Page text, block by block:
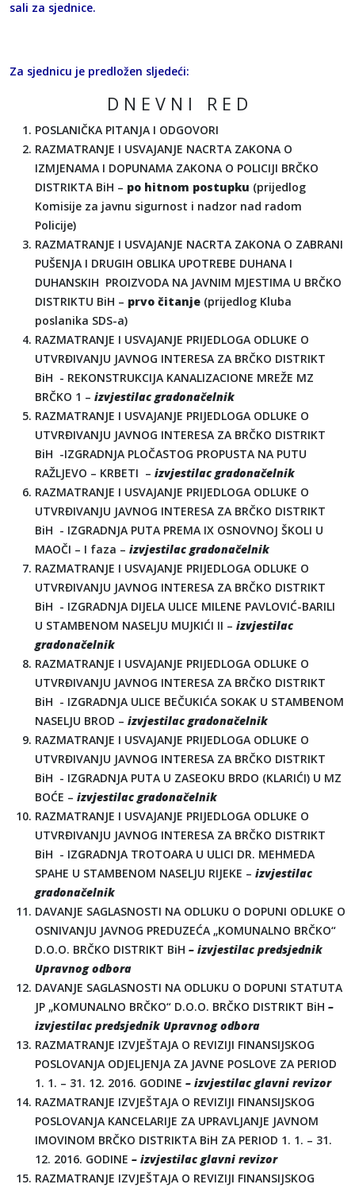
sali za sjednice.
Za sjednicu je predložen sljedeći:
D N E V N I R E D
POSLANIČKA PITANJA I ODGOVORI
RAZMATRANJE I USVAJANJE NACRTA ZAKONA O
IZMJENAMA I DOPUNAMA ZAKONA O POLICIJI BRČKO
DISTRIKTA BiH – po hitnom postupku (prijedlog
Komisije za javnu sigurnost i nadzor nad radom
Policije)
RAZMATRANJE I USVAJANJE NACRTA ZAKONA O ZABRANI
PUŠENJA I DRUGIH OBLIKA UPOTREBE DUHANA I
DUHANSKIH PROIZVODA NA JAVNIM MJESTIMA U BRČKO
DISTRIKTU BiH – prvo čitanje (prijedlog Kluba
poslanika SDS-a)
RAZMATRANJE I USVAJANJE PRIJEDLOGA ODLUKE O
UTVRĐIVANJU JAVNOG INTERESA ZA BRČKO DISTRIKT
BiH - REKONSTRUKCIJA KANALIZACIONE MREŽE MZ
BRČKO 1 – izvjestilac gradonačelnik
RAZMATRANJE I USVAJANJE PRIJEDLOGA ODLUKE O
UTVRĐIVANJU JAVNOG INTERESA ZA BRČKO DISTRIKT
BiH -IZGRADNJA PLOČASTOG PROPUSTA NA PUTU
RAŽLJEVO – KRBETI – izvjestilac gradonačelnik
RAZMATRANJE I USVAJANJE PRIJEDLOGA ODLUKE O
UTVRĐIVANJU JAVNOG INTERESA ZA BRČKO DISTRIKT
BiH - IZGRADNJA PUTA PREMA IX OSNOVNOJ ŠKOLI U
MAOČI – I faza – izvjestilac gradonačelnik
RAZMATRANJE I USVAJANJE PRIJEDLOGA ODLUKE O
UTVRĐIVANJU JAVNOG INTERESA ZA BRČKO DISTRIKT
BiH - IZGRADNJA DIJELA ULICE MILENE PAVLOVIĆ-BARILI
U STAMBENOM NASELJU MUJKIĆI II – izvjestilac
gradonačelnik
RAZMATRANJE I USVAJANJE PRIJEDLOGA ODLUKE O
UTVRĐIVANJU JAVNOG INTERESA ZA BRČKO DISTRIKT
BiH - IZGRADNJA ULICE BEČUKIĆA SOKAK U STAMBENOM
NASELJU BROD – izvjestilac gradonačelnik
RAZMATRANJE I USVAJANJE PRIJEDLOGA ODLUKE O
UTVRĐIVANJU JAVNOG INTERESA ZA BRČKO DISTRIKT
BiH - IZGRADNJA PUTA U ZASEOKU BRDO (KLARIĆI) U MZ
BOĆE – izvjestilac gradonačelnik
RAZMATRANJE I USVAJANJE PRIJEDLOGA ODLUKE O
UTVRĐIVANJU JAVNOG INTERESA ZA BRČKO DISTRIKT
BiH - IZGRADNJA TROTOARA U ULICI DR. MEHMEDA
SPAHE U STAMBENOM NASELJU RIJEKE – izvjestilac
gradonačelnik
DAVANJE SAGLASNOSTI NA ODLUKU O DOPUNI ODLUKE O
OSNIVANJU JAVNOG PREDUZEĆA „KOMUNALNO BRČKO“
D.O.O. BRČKO DISTRIKT BiH – izvjestilac predsjednik
Upravnog odbora
DAVANJE SAGLASNOSTI NA ODLUKU O DOPUNI STATUTA
JP „KOMUNALNO BRČKO“ D.O.O. BRČKO DISTRIKT BiH –
izvjestilac predsjednik Upravnog odbora
RAZMATRANJE IZVJEŠTAJA O REVIZIJI FINANSIJSKOG
POSLOVANJA ODJELJENJA ZA JAVNE POSLOVE ZA PERIOD
1. 1. – 31. 12. 2016. GODINE – izvjestilac glavni revizor
RAZMATRANJE IZVJEŠTAJA O REVIZIJI FINANSIJSKOG
POSLOVANJA KANCELARIJE ZA UPRAVLJANJE JAVNOM
IMOVINOM BRČKO DISTRIKTA BiH ZA PERIOD 1. 1. – 31.
12. 2016. GODINE – izvjestilac glavni revizor
RAZMATRANJE IZVJEŠTAJA O REVIZIJI FINANSIJSKOG